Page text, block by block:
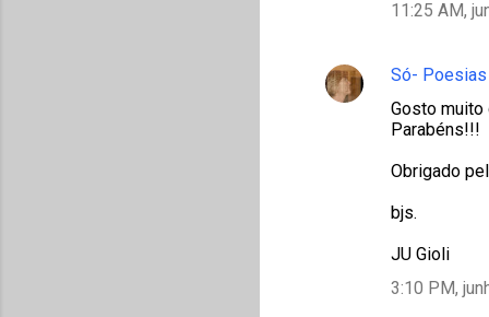
11:25 AM,
Só-
Gosto muito
Parabéns!!!
Obrigado
bjs.
JU Gioli
3:10 PM,